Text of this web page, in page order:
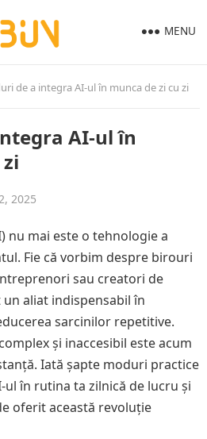
MENU
de a integra AI-ul în munca de zi cu zi
AI-ul în
2025
nu mai este o tehnologie a
Fie că vorbim despre birouri
sau creatori de
aliat indispensabil în
sarcinilor repetitive.
și inaccesibil este acum
Iată șapte moduri practice
în rutina ta zilnică de lucru și
oferit această revoluție